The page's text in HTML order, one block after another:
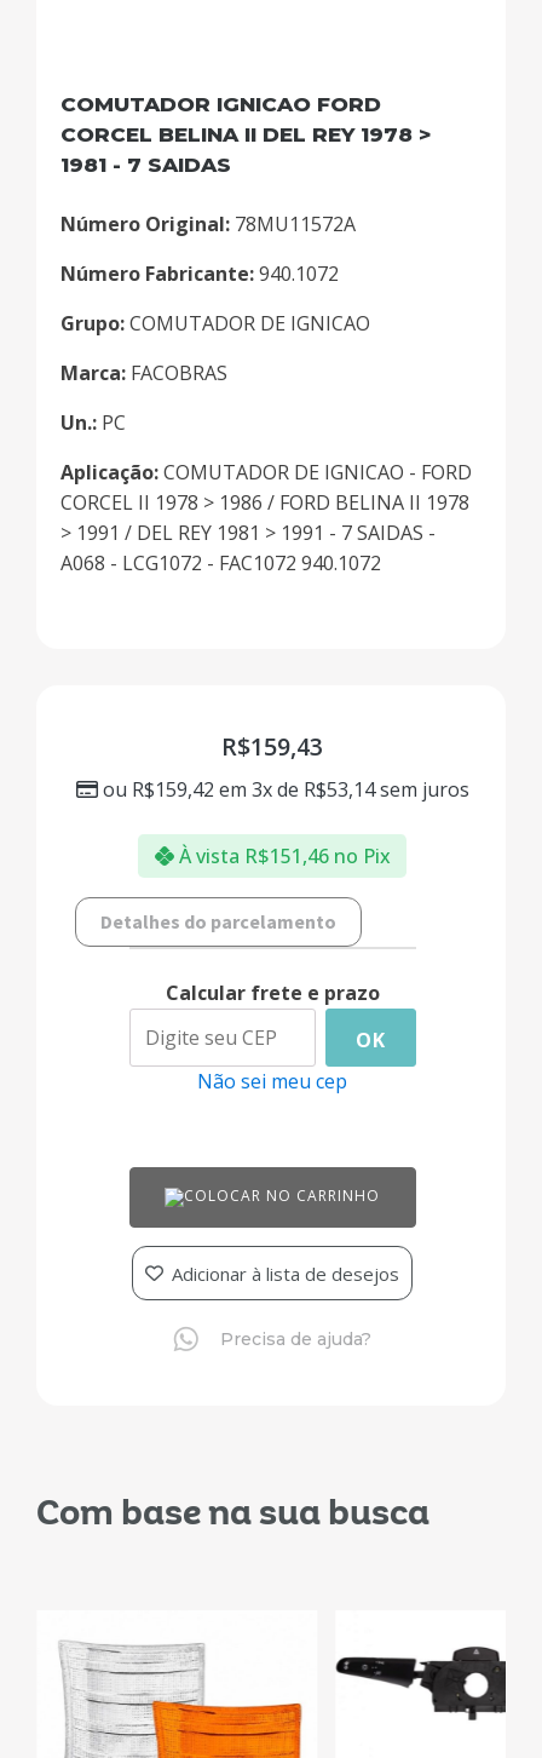
COMUTADOR IGNICAO FORD
CORCEL BELINA II DEL REY 1978 >
1981 - 7 SAIDAS
Número Original: 78MU11572A
Número Fabricante:940.1072
Grupo:COMUTADOR DE IGNICAO
Marca: FACOBRAS
Un.: PC
Aplicação:COMUTADOR DE IGNICAO - FORD
CORCEL II 1978 > 1986 / FORD BELINA II 1978
> 1991 / DEL REY 1981 > 1991 - 7 SAIDAS -
A068 - LCG1072 - FAC1072 940.1072
R$159,43
ou R$159,42 em 3x de R$53,14sem juros
À vista R$151,46 no Pix
Detalhes do parcelamento
Calcular frete e prazo
OK
Não sei meu cep
COLOCAR NO CARRINHO
Adicionar à lista de desejos
Precisa de ajuda?
Com base na sua busca